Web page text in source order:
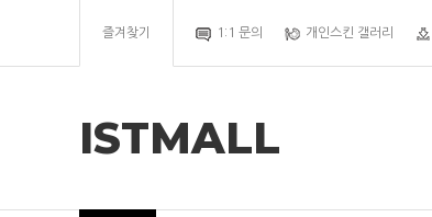
즐겨찾기 1:1 문의 개인스킨 갤러리
ISTMALL